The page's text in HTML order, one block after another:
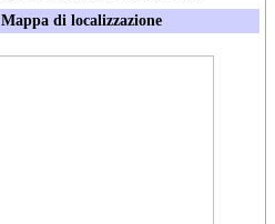
Mappa di localizzazione